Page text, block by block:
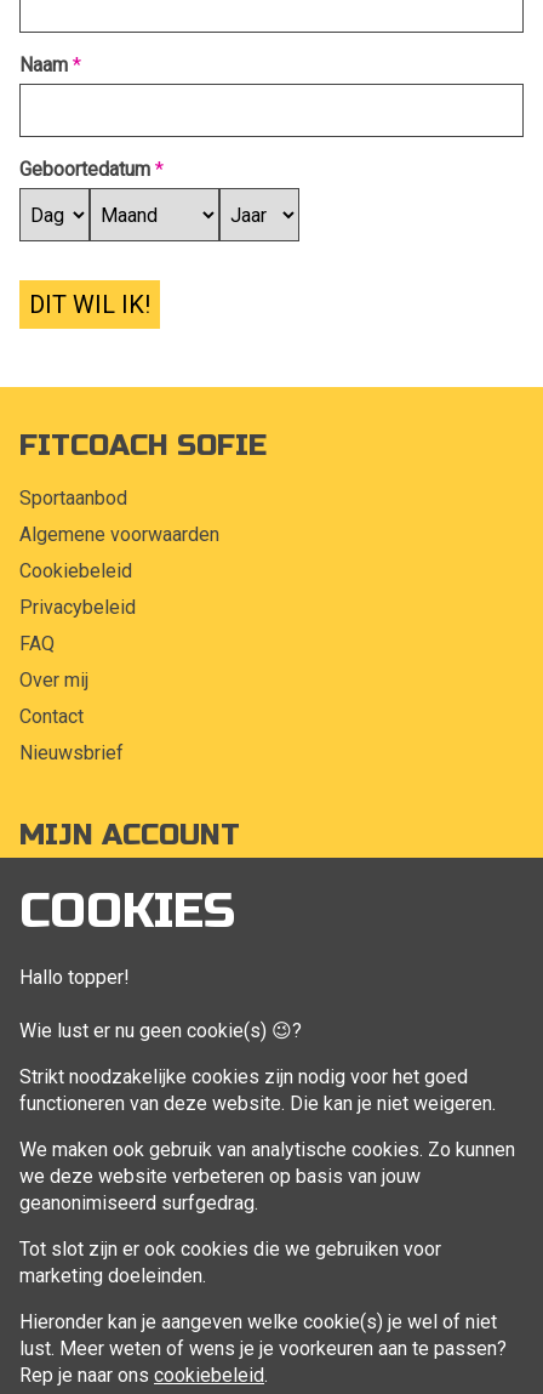
COOKIES
Hallo topper!
Wie lust er nu geen cookie(s) 😉?
Strikt noodzakelijke cookies zijn nodig voor het goed
functioneren van deze website. Die kan je niet weigeren.
We maken ook gebruik van analytische cookies. Zo kunnen
we deze website verbeteren op basis van jouw
geanonimiseerd surfgedrag.
Tot slot zijn er ook cookies die we gebruiken voor
marketing doeleinden.
Hieronder kan je aangeven welke cookie(s) je wel of niet
lust. Meer weten of wens je je voorkeuren aan te passen?
Rep je naar ons cookiebeleid.
Naam *
Geboortedatum *
DIT WIL IK!
FITCOACH SOFIE
Sportaanbod
Algemene voorwaarden
Cookiebeleid
Privacybeleid
FAQ
Over mij
Contact
Nieuwsbrief
MIJN ACCOUNT
Mijn account
Bestellingen
Aankoop beheren
VOLG MIJ
Facebook